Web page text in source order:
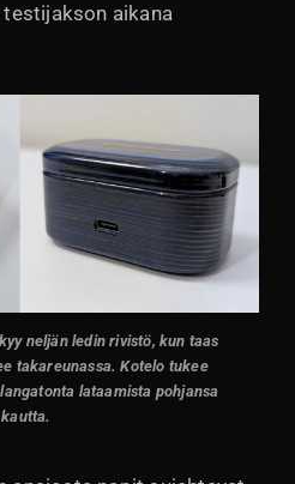
aikana
neljän ledin rivistö, kun taas
takareunassa. Kotelo tukee
lataamista pohjansa
kautta.